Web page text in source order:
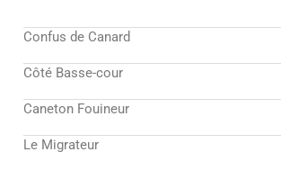
Confus de Canard
Côté Basse-cour
Caneton Fouineur
Le Migrateur